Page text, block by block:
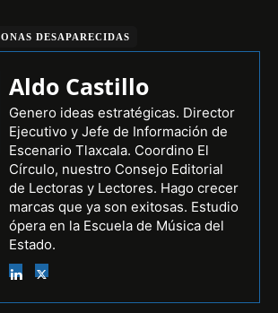
DESAPARECIDAS
Aldo Castillo
Genero ideas estratégicas. Director
Ejecutivo y Jefe de Información de
Escenario Tlaxcala. Coordino El
Círculo, nuestro Consejo Editorial
de Lectoras y Lectores. Hago crecer
marcas que ya son exitosas. Estudio
ópera en la Escuela de Música del
Estado.